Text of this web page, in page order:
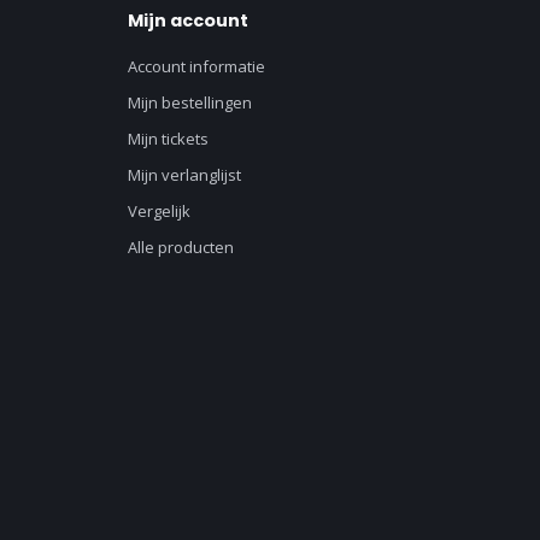
Mijn account
Account informatie
Mijn bestellingen
Mijn tickets
Mijn verlanglijst
Vergelijk
Alle producten